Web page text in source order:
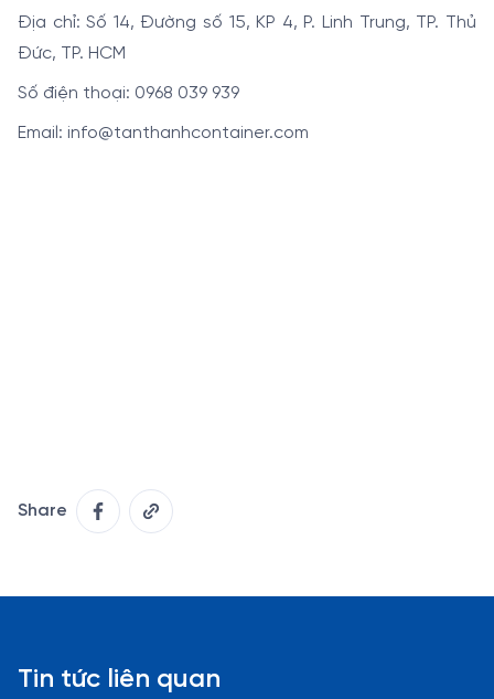
Địa chỉ: Số 14, Đường số 15, KP 4, P. Linh Trung, TP. Thủ
Đức, TP. HCM
Số điện thoại: 0968 039 939
Email: info@tanthanhcontainer.com
Share
Tin tức liên quan